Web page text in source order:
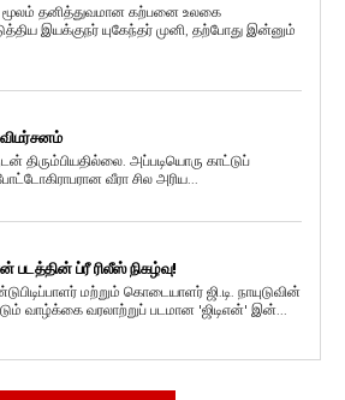
மூலம் தனித்துவமான கற்பனை உலகை
இயக்குநர் யுகேந்தர் முனி, தற்போது இன்னும்
திரும்பியதில்லை. அப்படியொரு காட்டுப்
வீரா சில அரிய...
படத்தின் ப்ரீ ரிலீஸ் நிகழ்வு!
மற்றும் கொடையாளர் ஜி.டி. நாயுடுவின்
வாழ்க்கை வரலாற்றுப் படமான 'ஜிடிஎன்' இன்...